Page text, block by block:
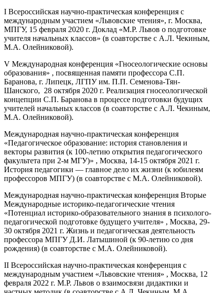
I Всероссийская научно-практическая конференция с
международным участием «Львовские чтения», г. Москва,
МПГУ, 15 февраля 2020 г. Доклад «М.Р. Львов о подготовке
учителя начальных классов» (в соавторстве с А.Л. Чекиным,
М.А. Олейниковой).
V Международная конференция «Гносеологические основы
образования» , посвященная памяти профессора С.П.
Баранова, г. Липецк, ЛГПУ им. П.П. Семенова-Тян-
Шанского, 28 октября 2020 г. Реализация гносеологической
концепции С.П. Баранова в процессе подготовки будущих
учителей начальных классов (в соавторстве с А.Л. Чекиным,
М.А. Олейниковой).
Международная научно-практическая конференция
«Педагогическое образование: история становления и
векторы развития (к 100-летию открытия педагогического
факультета при 2-м МГУ)» , Москва, 14-15 октября 2021 г.
История педагогики — главное дело их жизни (к юбилеям
профессоров МПГУ) (в соавторстве с М.А. Олейниковой).
Международная научно-практическая конференция Вторые
Международные историко-педагогические чтения
«Потенциал историко-образовательного знания в психолого-
педагогической подготовке будущего учителя» , Москва, 29-
30 октября 2021 г. Жизнь и педагогическая деятельность
профессора МПГУ Д.И. Латышиной (к 90-летию со дня
рождения) (в соавторстве с М.А. Олейниковой).
II Всероссийская научно-практическая конференция с
международным участием «Львовские чтения» , Москва, 12
февраля 2022 г. М.Р. Львов о взаимосвязи дидактики и